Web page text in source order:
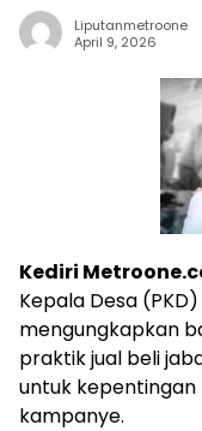
Liputanmetroone
April 9, 2026
Kediri
Kepala Desa
mengungkapkan
praktik jual beli
untuk
kampanye.